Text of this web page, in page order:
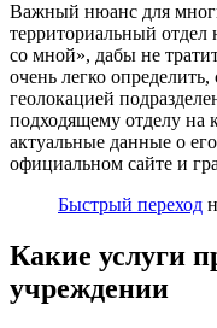
Важный нюанс для
территориальный
со мной», дабы не
очень легко
геолокацией
подходящему отделу на
актуальные данные о
официальном сайте и
Быстрый переход
Какие услуги
учреждении